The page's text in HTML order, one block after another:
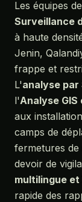
Les équipes
Surveillance
à haute
Jenin,
frappe et
L'analyse
l'Analyse
aux
camps de
fermetures
devoir de
multilingue
rapide des